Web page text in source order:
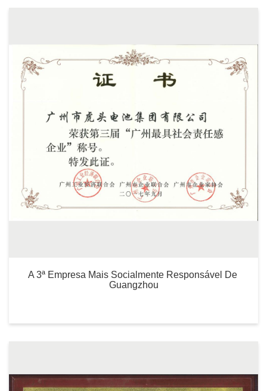
A 3ª Empresa Mais Socialmente Responsável De
Guangzhou